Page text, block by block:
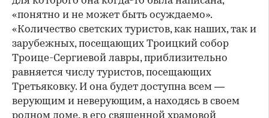
«понятно и не может быть осуждаемо».
«Количество светских туристов, как наших, так и
зарубежных, посещающих Троицкий собор
Троице-Сергиевой лавры, приблизительно
равняется числу туристов, посещающих
Третьяковку. И она будет доступна всем —
верующим и неверующим, а находясь в своем
родном доме, в его священной храмовой